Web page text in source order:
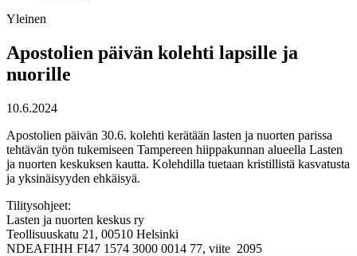
Yleinen
Apostolien päivän kolehti lapsille ja
nuorille
10.6.2024
Apostolien päivän 30.6. kolehti kerätään lasten ja nuorten parissa
tehtävän työn tukemiseen Tampereen hiippakunnan alueella Lasten
ja nuorten keskuksen kautta. Kolehdilla tuetaan kristillistä kasvatusta
ja yksinäisyyden ehkäisyä.
Tilitysohjeet:
Lasten ja nuorten keskus ry
Teollisuuskatu 21, 00510 Helsinki
NDEAFIHH FI47 1574 3000 0014 77, viite 2095